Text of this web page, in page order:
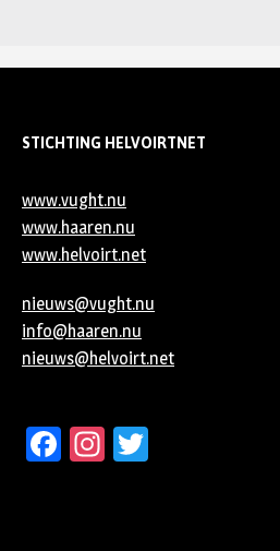
STICHTING HELVOIRTNET
www.vught.nu
www.haaren.nu
www.helvoirt.net
nieuws@vught.nu
info@haaren.nu
nieuws@helvoirt.net
Facebook
Instagram